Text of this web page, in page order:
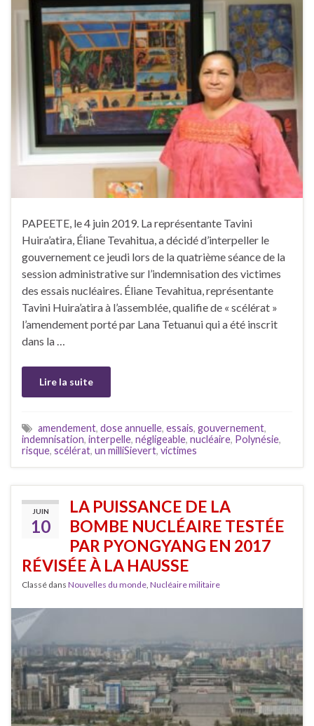
PAPEETE, le 4 juin 2019. La représentante Tavini
Huira’atira, Éliane Tevahitua, a décidé d’interpeller le
gouvernement ce jeudi lors de la quatrième séance de la
session administrative sur l’indemnisation des victimes
des essais nucléaires. Éliane Tevahitua, représentante
Tavini Huira’atira à l’assemblée, qualifie de « scélérat »
l’amendement porté par Lana Tetuanui qui a été inscrit
dans la …
Lire la suite
amendement, dose annuelle, essais, gouvernement,
indemnisation, interpelle, négligeable, nucléaire, Polynésie,
risque, scélérat, un milliSievert, victimes
JUIN
10
LA PUISSANCE DE LA
BOMBE NUCLÉAIRE TESTÉE
PAR PYONGYANG EN 2017
RÉVISÉE À LA HAUSSE
Classé dans Nouvelles du monde Nucléaire militaire